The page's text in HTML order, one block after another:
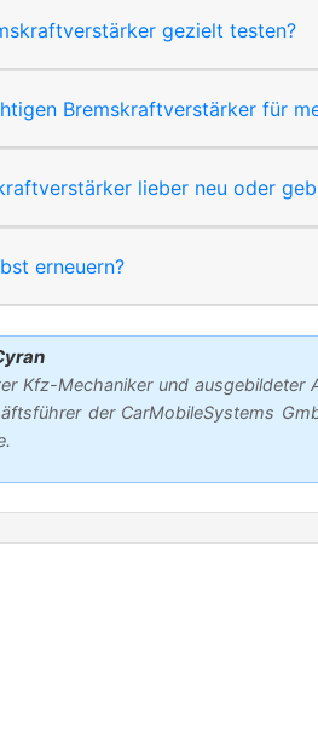
gezielt testen?
Bremskraftverstärker für
lieber neu oder
erneuern?
Kfz-Mechaniker und ausgebildeter
der CarMobileSystems